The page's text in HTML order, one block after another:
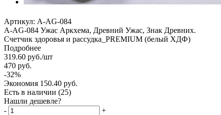
Артикул: A-AG-084
А-AG-084 Ужас Аркхема, Древний Ужас, Знак Древних.
Счетчик здоровья и рассудка_PREMIUM (белый ХДФ)
Подробнее
319.60 руб./шт
470 руб.
-32%
Экономия 150.40 руб.
Есть в наличии (25)
Нашли дешевле?
-
+